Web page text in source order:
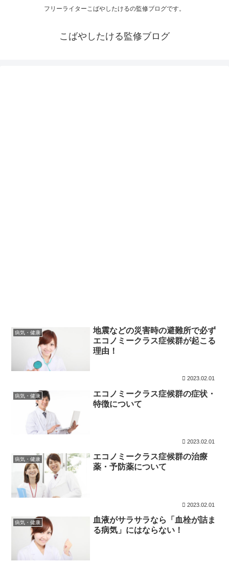
フリーライターこばやしたけるの監修ブログです。
こばやしたける監修ブログ
病気・健康
地震などの災害時の避難所で必ず
エコノミークラス症候群が起こる
理由！
2023.02.01
病気・健康
エコノミークラス症候群の症状・
特徴について
2023.02.01
病気・健康
エコノミークラス症候群の治療
薬・予防薬について
2023.02.01
病気・健康
血液がサラサラなら「血栓が詰ま
る病気」にはならない！